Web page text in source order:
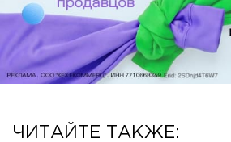
ЧИТАЙТЕ ТАКЖЕ: